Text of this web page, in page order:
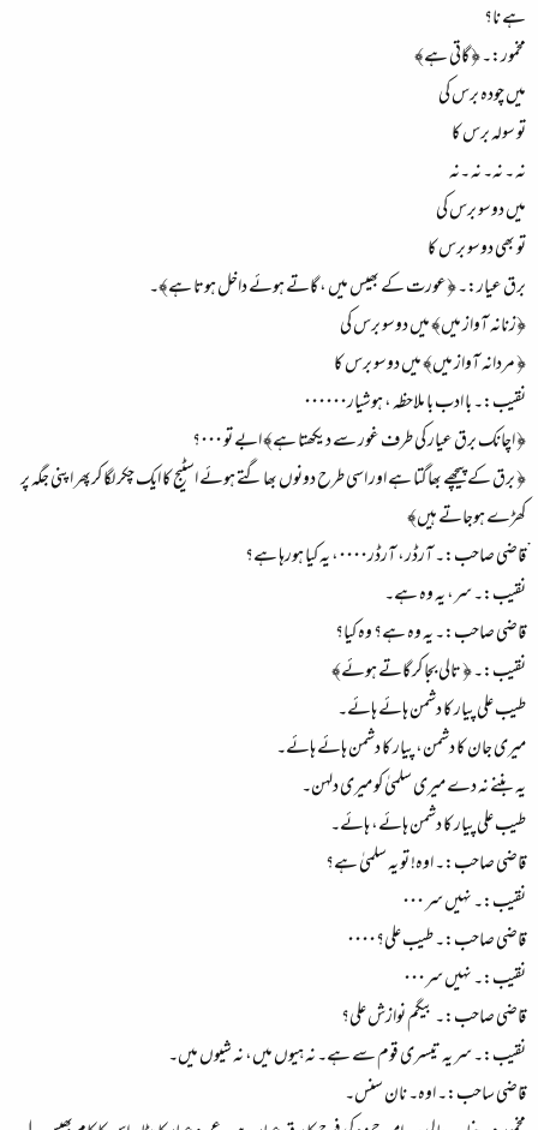
ہے نا؟
مخمور:۔ ﴿ گاتی ہے﴾
میں چودہ برس کی
تو سولہ برس کا
نہ ۔ نہ۔ نہ ۔نہ
میں دوسو برس کی
تو بھی دوسو برس کا
برق عیار:۔ ﴿عورت کے بھیس میں ، گاتے ہوئے داخل ہوتا ہے﴾۔
﴿زنانہ آواز میں﴾ میں دوسو برس کی
﴿ مردانہ آواز میں﴾ میں دوسو برس کا
نقیب:۔ با ادب با ملاحظہ ، ہوشیار۰۰۰۰۰۰
﴿ اچانک برق عیار کی طرف غور سے دیکھتا ہے﴾ ابے تو ۰۰۰؟
﴿ برق کے پیچھے بھاگتا ہے اور اسی طرح دونوں بھاگتے ہوئے اسٹیج کا ایک چکر لگا کرپھر اپنی جگہ پر
کھڑے ہوجاتے ہیں﴾
ْقاضی صاحب:۔ آرڈر، آرڈر۰۰۰۰، یہ کیا ہورہا ہے؟
نقیب:۔ سر، یہ وہ ہے۔
قاضی صاحب:۔ یہ وہ ہے؟ وہ کیا؟
نقیب:۔ ﴿ تالی بجا کر گاتے ہوئے﴾
طیب علی پیار کا دشمن ہائے ہائے۔
میری جان کا دشمن، پیار کا دشمن ہائے ہائے۔
یہ بننے نہ دے میری سلمیٰ کو میری دلہن۔
طیب علی پیار کا دشمن ہائے، ہائے۔
قاضی صاحب:۔ اوہ! تو یہ سلمیٰ ہے؟
نقیب:۔ نہیں سر ۰۰۰
قاضی صاحب:۔ طیب علی؟۰۰۰۰
نقیب:۔ نہیں سر۰۰۰
قاضی صاحب:۔ بیگم نوازش علی؟
نقیب:۔ سر یہ تیسری قوم سے ہے۔ نہ ہیوں میں، نہ شیوں میں۔
قاضی ساحب:۔ اوہ۔ نان سنس۔